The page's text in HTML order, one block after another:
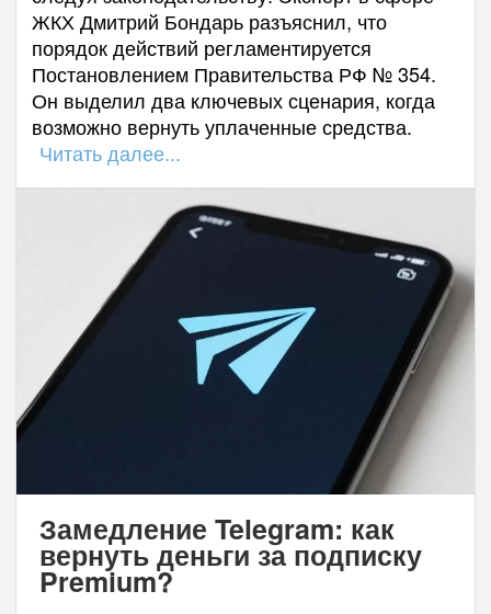
ЖКХ Дмитрий Бондарь разъяснил, что
порядок действий регламентируется
Постановлением Правительства РФ № 354.
Он выделил два ключевых сценария, когда
возможно вернуть уплаченные средства.
Читать далее...
Замедление Telegram: как
вернуть деньги за подписку
Premium?